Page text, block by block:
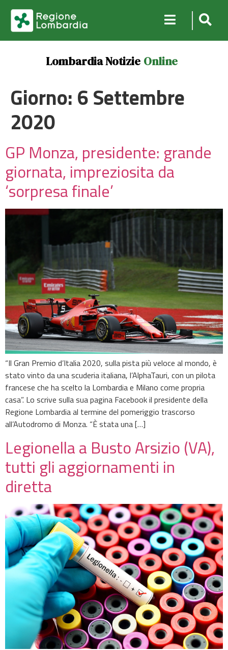
Lombardia Notizie Online
Giorno:6 Settembre
2020
GP Monza, presidente: grande
giornata, impreziosita da
‘sorpresa finale’
“Il Gran Premio d’Italia 2020, sulla pista più veloce al mondo, è
stato vinto da una scuderia italiana, l’AlphaTauri, con un pilota
francese che ha scelto la Lombardia e Milano come propria
casa”. Lo scrive sulla sua pagina Facebook il presidente della
Regione Lombardia al termine del pomeriggio trascorso
all’Autodromo di Monza. “È stata una […]
Legionella a Busto Arsizio (VA),
tutti gli aggiornamenti in
diretta